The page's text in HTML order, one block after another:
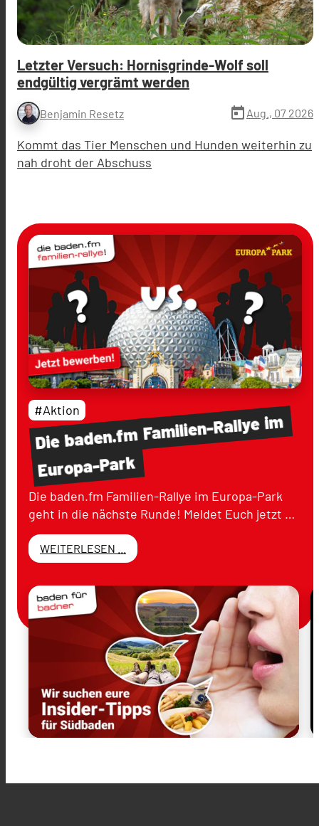
Letzter Versuch: Hornisgrinde-Wolf soll
endgültig vergrämt werden
Benjamin Resetz today Aug., 07 2026
Kommt das Tier Menschen und Hunden weiterhin zu
nah droht der Abschuss
Diebaden.fmFamilien-Rallyeim
Europa-Park
#Aktion
Die baden.fm Familien-Rallye im Europa-Park
geht in die nächste Runde! Meldet Euch jetzt …
WEITERLESEN ...